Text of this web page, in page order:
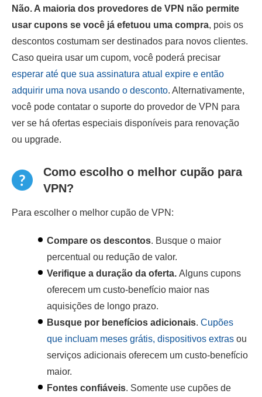
Não. A maioria dos provedores de VPN não permite
usar cupons se você já efetuou uma compra, pois os
descontos costumam ser destinados para novos clientes.
Caso queira usar um cupom, você poderá precisar
esperar até que sua assinatura atual expire e então
adquirir uma nova usando o desconto. Alternativamente,
você pode contatar o suporte do provedor de VPN para
ver se há ofertas especiais disponíveis para renovação
ou upgrade.
Como escolho o melhor cupão para
VPN?
Para escolher o melhor cupão de VPN:
Compare os descontos. Busque o maior
percentual ou redução de valor.
Verifique a duração da oferta. Alguns cupons
oferecem um custo-benefício maior nas
aquisições de longo prazo.
Busque por benefícios adicionais. Cupões
que incluam meses grátis, dispositivos extras ou
serviços adicionais oferecem um custo-benefício
maior.
Fontes confiáveis. Somente use cupões de